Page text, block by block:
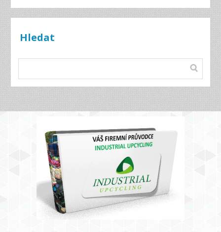
Hledat